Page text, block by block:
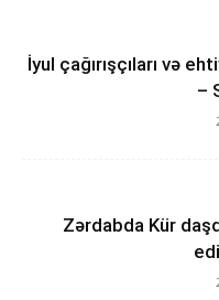
İyul çağırışçıları və
–
Zərdabda Kür